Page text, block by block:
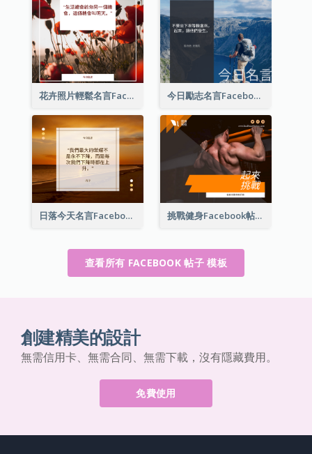
花卉照片輕鬆名言Facebook帖子 今日勵志名言Facebook帖子
日落今天名言Facebook帖子 挑戰健身Facebook帖子
查看所有 FACEBOOK 帖子 模板
創建精美的設計
無需信用卡、無需合同、無需下載，沒有隱藏費用。
免費使用